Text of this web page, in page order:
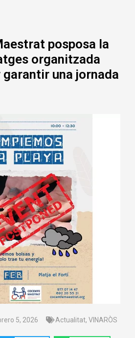
posposa la
organitzada
garantir una jornada
5, 2026 Actualitat, VINARÒS